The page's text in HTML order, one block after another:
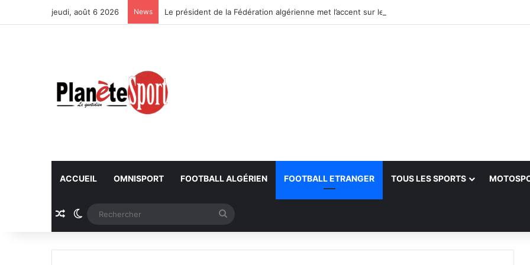
jeudi, août 6 2026 News
ACCUEIL OMNISPORT FOOTBALL ALGÉRIEN FOOTBALL ETRANGER TOUS LES SPORTS
Article Aléatoire
Switch skin